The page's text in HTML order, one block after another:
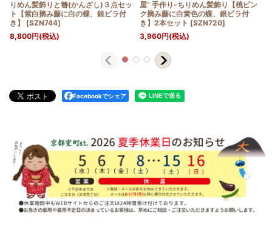
りめん髪飾りと簪(かんざし)３点セッ
ト【紫白摘み藤に白の蝶、銀ビラ付
き】
[SZN744]
8,800円(税込)
屋” 手作り-ちりめん髪飾り【桃ピン
ク摘み藤に白黄色の蝶、銀ビラ付
き】2本セット [SZN720]
3,960円(税込)
Facebookでシェア